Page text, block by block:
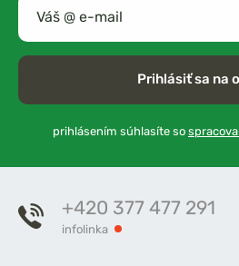
Prihlásiť sa na
prihlásením súhlasíte so
+420 377 477 291
infolinka